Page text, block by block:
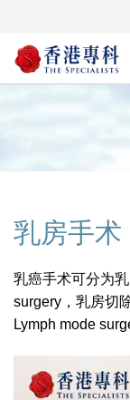
乳房手术
乳癌手术可分为
surgery，乳房切
Lymph mode